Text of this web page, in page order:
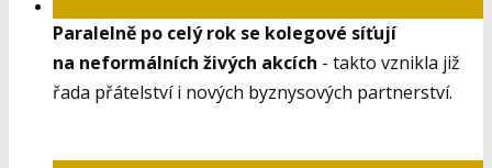
Paralelně po celý rok se kolegové síťují
na neformálních živých akcích - takto vznikla již
řada přátelství i nových byznysových partnerství.